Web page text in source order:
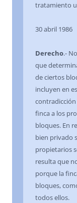
tratamiento
30 abril 1986
Derecho.-
que
de ciertos
incluyen en
finca a los
bloques. En
bien privado
propietarios
resulta que
porque la
bloques,
todos ellos.